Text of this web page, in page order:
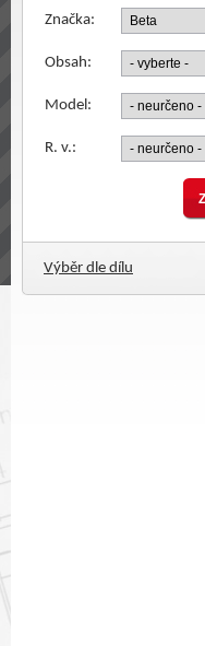
Značka:
Obsah:
Model:
R. v.:
Výběr dle dílu